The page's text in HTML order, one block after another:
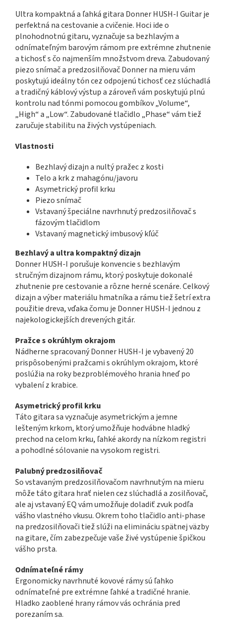
Ultra kompaktná a ľahká gitara Donner HUSH-I Guitar je
perfektná na cestovanie a cvičenie. Hoci ide o
plnohodnotnú gitaru, vyznačuje sa bezhlavým a
odnímateľným barovým rámom pre extrémne zhutnenie
a tichosť s čo najmenším množstvom dreva. Zabudovaný
piezo snímač a predzosilňovač Donner na mieru vám
poskytujú ideálny tón cez odpojenú tichosť cez slúchadlá
a tradičný káblový výstup a zároveň vám poskytujú plnú
kontrolu nad tónmi pomocou gombíkov „Volume“,
„High“ a „Low“. Zabudované tlačidlo „Phase“ vám tiež
zaručuje stabilitu na živých vystúpeniach.
Vlastnosti
Bezhlavý dizajn a nultý pražec z kosti
Telo a krk z mahagónu/javoru
Asymetrický profil krku
Piezo snímač
Vstavaný špeciálne navrhnutý predzosilňovač s
fázovým tlačidlom
Vstavaný magnetický imbusový kľúč
Bezhlavý a ultra kompaktný dizajn
Donner HUSH-I porušuje konvencie s bezhlavým
stručným dizajnom rámu, ktorý poskytuje dokonalé
zhutnenie pre cestovanie a rôzne herné scenáre. Celkový
dizajn a výber materiálu hmatníka a rámu tiež šetrí extra
použitie dreva, vďaka čomu je Donner HUSH-I jednou z
najekologickejších drevených gitár.
Pražce s okrúhlym okrajom
Nádherne spracovaný Donner HUSH-I je vybavený 20
prispôsobenými pražcami s okrúhlym okrajom, ktoré
poslúžia na roky bezproblémového hrania hneď po
vybalení z krabice.
Asymetrický profil krku
Táto gitara sa vyznačuje asymetrickým a jemne
lešteným krkom, ktorý umožňuje hodvábne hladký
prechod na celom krku, ľahké akordy na nízkom registri
a pohodlné sólovanie na vysokom registri.
Palubný predzosilňovač
So vstavaným predzosilňovačom navrhnutým na mieru
môže táto gitara hrať nielen cez slúchadlá a zosilňovač,
ale aj vstavaný EQ vám umožňuje doladiť zvuk podľa
vášho vlastného vkusu. Okrem toho tlačidlo anti-phase
na predzosilňovači tiež slúži na elimináciu spätnej väzby
na gitare, čím zabezpečuje vaše živé vystúpenie špičkou
vášho prsta.
Odnímateľné rámy
Ergonomicky navrhnuté kovové rámy sú ľahko
odnímateľné pre extrémne ľahké a tradičné hranie.
Hladko zaoblené hrany rámov vás ochránia pred
porezaním sa.